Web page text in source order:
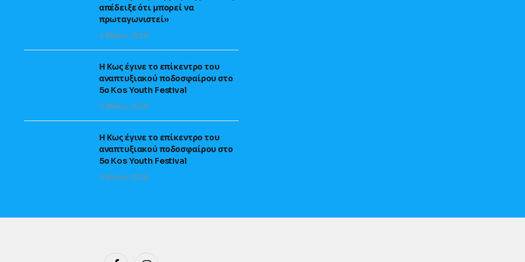
απέδειξε ότι μπορεί να
πρωταγωνιστεί»
4 Μαΐου, 2026
Η Κως έγινε το επίκεντρο του
αναπτυξιακού ποδοσφαίρου στο
5ο Kos Youth Festival
3 Μαΐου, 2026
Η Κως έγινε το επίκεντρο του
αναπτυξιακού ποδοσφαίρου στο
5ο Kos Youth Festival
3 Μαΐου, 2026